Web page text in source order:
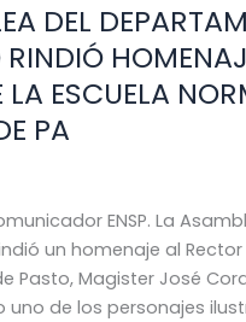
DEL
RINDIÓ
LA ESCUELA
PA
ENSP. La
un homenaje al Rector
Pasto, Magister José
de los personajes